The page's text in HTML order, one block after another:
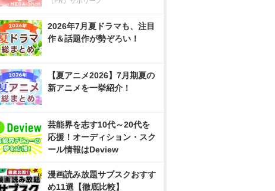
2026年7月夏ドラマも、注目
作＆話題作が勢ぞろい！
【夏アニメ2026】7月期夏の
新アニメを一挙紹介！
芸能界を志す10代～20代を
応援！オーディション・スク
ール情報はDeview
漫画読み放題サブスクおすす
め11選【徹底比較】